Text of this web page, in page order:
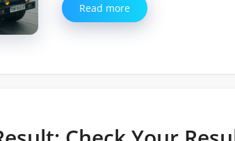
Read more